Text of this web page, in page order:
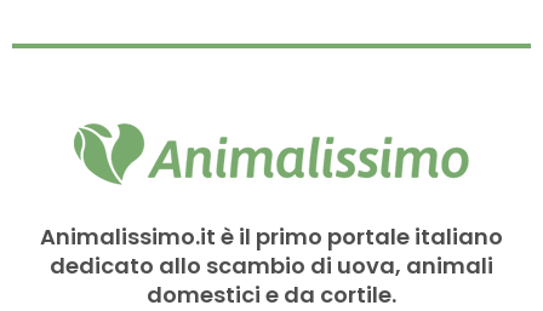
Animalissimo.it è il primo portale italiano
dedicato allo scambio di uova, animali
domestici e da cortile.